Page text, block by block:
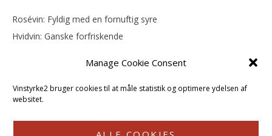
Manage Cookie Consent
Vinstyrke2 bruger cookies til at måle statistik og optimere ydelsen af
websitet.
Rosévin: Fyldig med en fornuftig syre
Hvidvin: Ganske forfriskende
Hvidvin: Smørfedme og tropisk sødme
Rosévin: Blød, rund og sødladen